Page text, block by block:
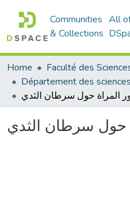
Communities
& Collections
All
Home
حول سرطان الثدي